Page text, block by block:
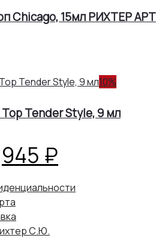
Chicago, 15мл РИХТЕР АРТ
10%
Tender Style, 9 мл
Первоначальная
цена
составляла
945 ₽
цена:
С.Ю.